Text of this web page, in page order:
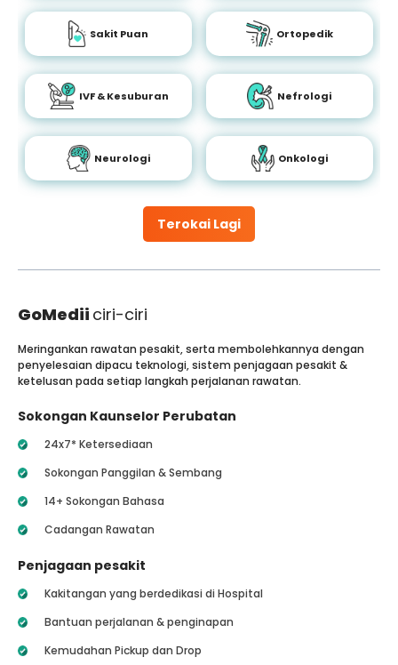
Terokai Lagi
Sakit Puan Ortopedik
IVF & Kesuburan Nefrologi
Neurologi Onkologi
GoMedii ciri-ciri
Meringankan rawatan pesakit, serta membolehkannya dengan
penyelesaian dipacu teknologi, sistem penjagaan pesakit &
ketelusan pada setiap langkah perjalanan rawatan.
Sokongan Kaunselor Perubatan
24x7* Ketersediaan
Sokongan Panggilan & Sembang
14+ Sokongan Bahasa
Cadangan Rawatan
Penjagaan pesakit
Kakitangan yang berdedikasi di Hospital
Bantuan perjalanan & penginapan
Kemudahan Pickup dan Drop